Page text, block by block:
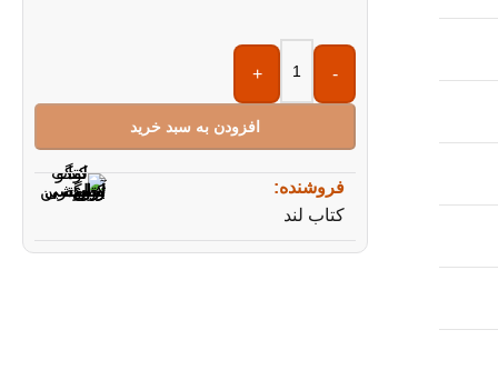
-
+
افزودن به سبد خرید
فروشنده:
کتاب لند